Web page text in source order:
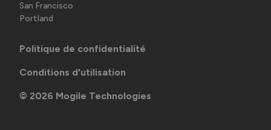
San Francisco
Portland
Politique de confidentialité
Conditions d'utilisation
© 2026 Mogile Technologies